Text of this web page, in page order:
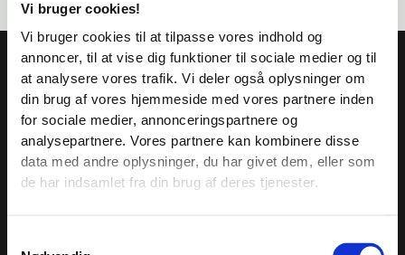
Vi bruger cookies!
Vi bruger cookies til at tilpasse vores indhold og
annoncer, til at vise dig funktioner til sociale medier og til
at analysere vores trafik. Vi deler også oplysninger om
din brug af vores hjemmeside med vores partnere inden
for sociale medier, annonceringspartnere og
analysepartnere. Vores partnere kan kombinere disse
data med andre oplysninger, du har givet dem, eller som
de har indsamlet fra din brug af deres tjenester.
E-læring
Kurser
E-læring til kommuner
Om
Kunder
Kontakt